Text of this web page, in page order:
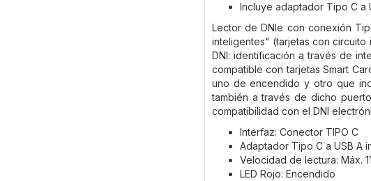
Incluye adaptador Tipo C a
Lector de DNIe con conexión
inteligentes" (tarjetas con
DNI: identificación a través de
compatible con tarjetas Smart
uno de encendido y otro que
también a través de dicho
compatibilidad con el DNI
Interfaz: Conector TIPO C
Adaptador Tipo C a USB A
Velocidad de lectura: Máx.
LED Rojo: Encendido